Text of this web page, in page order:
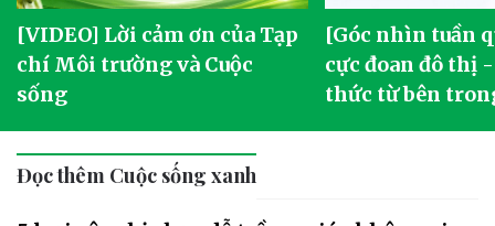
[VIDEO] Lời cảm ơn của Tạp
chí Môi trường và Cuộc
sống
[Góc nhìn tuần
cực đoan đô thị
thức từ bên
Đọc thêm Cuộc sống xanh